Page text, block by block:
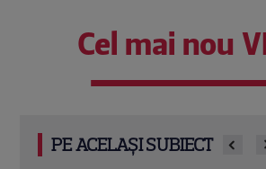
Cel mai nou
PE ACELAȘI SUBIECT